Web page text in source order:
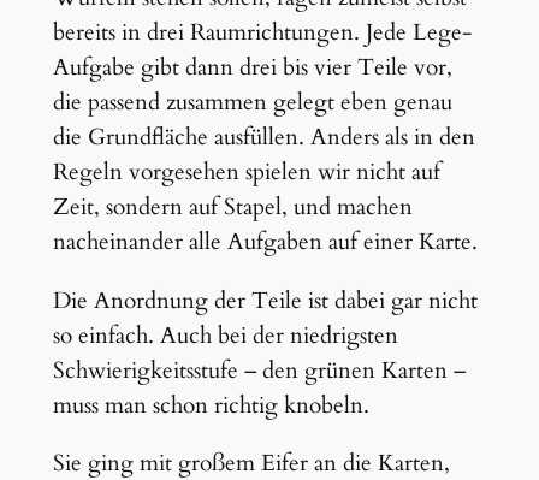
bereits in drei Raumrichtungen. Jede Lege-
Aufgabe gibt dann drei bis vier Teile vor,
die passend zusammen gelegt eben genau
die Grundfläche ausfüllen. Anders als in den
Regeln vorgesehen spielen wir nicht auf
Zeit, sondern auf Stapel, und machen
nacheinander alle Aufgaben auf einer Karte.
Die Anordnung der Teile ist dabei gar nicht
so einfach. Auch bei der niedrigsten
Schwierigkeitsstufe – den grünen Karten –
muss man schon richtig knobeln.
Sie ging mit großem Eifer an die Karten,